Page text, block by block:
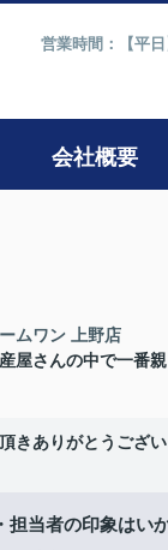
営業時間：【平
会社概要
ムワン 上野店
屋さんの中で一番
きありがとうござ
担当者の印象はい